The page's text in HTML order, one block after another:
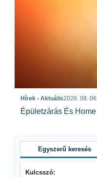
Hírek - Aktuális2026. 08.
Épületzárás És
Egyszerű keresés
Kulcsszó: